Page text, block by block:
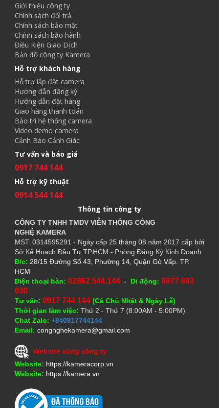
Giới thiệu công ty
Chính sách đổi trả
Chính sách bảo mật
Chính sách bảo hành
Điều Kiện Giao Dịch
Bản đồ công ty Kamera
Hỗ trợ khách hàng
Hỗ trợ lắp đặt camera
Hướng đẫn đăng ký
Hướng dẫn đặt hàng
Giao hàng thanh toán
Bảo trì hệ thống camera
Video demo camera
Cảnh Báo Cảnh Giác
Tư vấn và báo giá
0917 744 144
Hỗ trợ kỹ thuật
0914 544 144
Thông tin công ty
CÔNG TY TNHH TMDV VIỄN THÔNG CÔNG
NGHỆ KAMERA
MST: 0314595291 - Ngày cấp 25 tháng 08 năm 2017 cấp bởi
Sở Kế Hoạch Đầu Tư TP.HCM - Phòng Đăng Ký Kinh Doanh.
Đ/c: 28/15 Đường Số 43, Phường 14, Quận Gò Vấp. TP.
HCM
Điện thoại bàn: 02862.544.144 - Di động: 0977 893
630
Tư vấn: 0917 744 144 (Cả Chủ Nhật & Ngày Lễ)
Thời gian làm việc: Thứ 2 - Thứ 7 (8:00AM - 5:00PM)
Chat Zalo: +840917744144
Email: congnghekamera@gmail.com
Website cùng công ty
Website: https://kameracorp.vn
Website: https://kamera.vn